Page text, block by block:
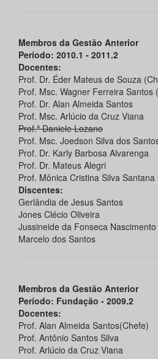
Membros da Gestão Anterior
Período: 2010.1 - 2011.2
Docentes:
Prof. Dr. Éder Mateus de Souza
Prof. Msc. Wagner Ferreira Santos
Prof. Dr. Alan Almeida Santos
Prof. Msc. Arlúcio da Cruz Viana
Prof.ª Daniele Lozano
Prof. Msc. Joedson Silva dos
Prof. Dr. Karly Barbosa Alvarenga
Prof. Dr. Mateus Alegri
Prof. Mônica Cristina Silva
Discentes:
Gerlândia de Jesus Santos
Jones Clécio Oliveira
Jussineide da Fonseca Nascimento
Marcelo dos Santos
Membros da Gestão Anterior
Período: Fundação - 2009.2
Docentes:
Prof. Alan Almeida Santos(Chefe)
Prof. Antônio Santos Silva
Prof. Arlúcio da Cruz Viana